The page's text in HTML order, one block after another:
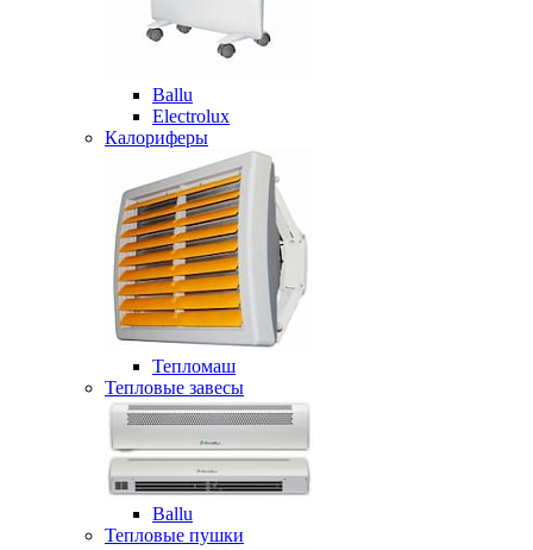
Ballu
Electrolux
Калориферы
Тепломаш
Тепловые завесы
Ballu
Тепловые пушки